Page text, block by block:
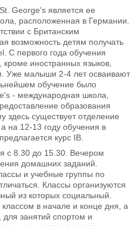
George's является ее
расположенная в Германии.
с Британским
возможность детям получать
С первого года обучения
иностранных языков,
Уже малыши 2-4 лет осваивают
обучение было
- международная школа,
образования
здесь существует отделение
на 12-13 году обучения в
курс IB.
с 8.30 до 15.30. Вечером
домашних заданий.
и учебные группы по
Классы организуются
из которых социальный.
в начале и конце дня, а
для занятий спортом и